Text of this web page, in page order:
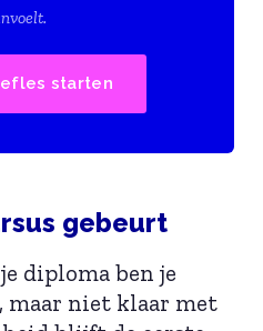
starten
gebeurt
diploma ben je
maar niet klaar met